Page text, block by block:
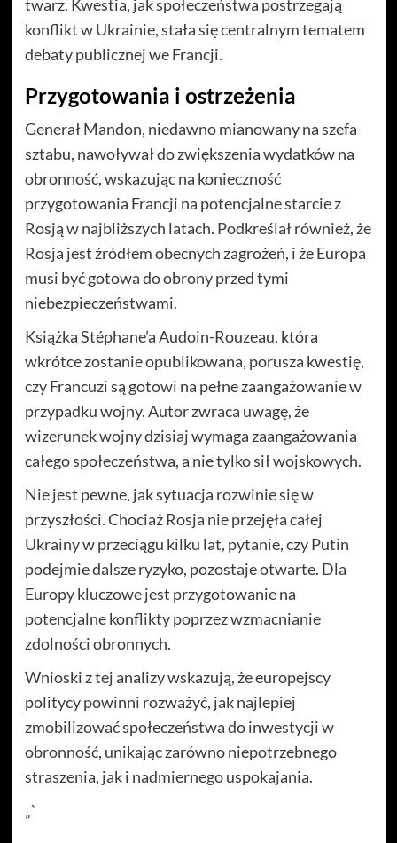
twarz. Kwestia, jak społeczeństwa postrzegają
konflikt w Ukrainie, stała się centralnym tematem
debaty publicznej we Francji.
Przygotowania i ostrzeżenia
Generał Mandon, niedawno mianowany na szefa
sztabu, nawoływał do zwiększenia wydatków na
obronność, wskazując na konieczność
przygotowania Francji na potencjalne starcie z
Rosją w najbliższych latach. Podkreślał również, że
Rosja jest źródłem obecnych zagrożeń, i że Europa
musi być gotowa do obrony przed tymi
niebezpieczeństwami.
Książka Stéphane’a Audoin-Rouzeau, która
wkrótce zostanie opublikowana, porusza kwestię,
czy Francuzi są gotowi na pełne zaangażowanie w
przypadku wojny. Autor zwraca uwagę, że
wizerunek wojny dzisiaj wymaga zaangażowania
całego społeczeństwa, a nie tylko sił wojskowych.
Nie jest pewne, jak sytuacja rozwinie się w
przyszłości. Chociaż Rosja nie przejęła całej
Ukrainy w przeciągu kilku lat, pytanie, czy Putin
podejmie dalsze ryzyko, pozostaje otwarte. Dla
Europy kluczowe jest przygotowanie na
potencjalne konflikty poprzez wzmacnianie
zdolności obronnych.
Wnioski z tej analizy wskazują, że europejscy
politycy powinni rozważyć, jak najlepiej
zmobilizować społeczeństwa do inwestycji w
obronność, unikając zarówno niepotrzebnego
straszenia, jak i nadmiernego uspokajania.
„`